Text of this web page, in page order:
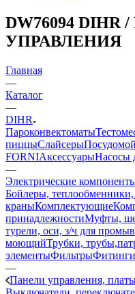
DW76094
УПРАВЛЕНИЯ
Главная
—
Каталог
—
DIHR
Пароконвектоматы
пиццыСлайсеры
FORNIАксессуарыНасосы
—
Электрические
Бойлеры,
краныКомплектующие
принадлежностиМуфты,
турели, оси, з/ч для
моющийТрубки,
элементыФильтрыФитинги
—
Панели управления,